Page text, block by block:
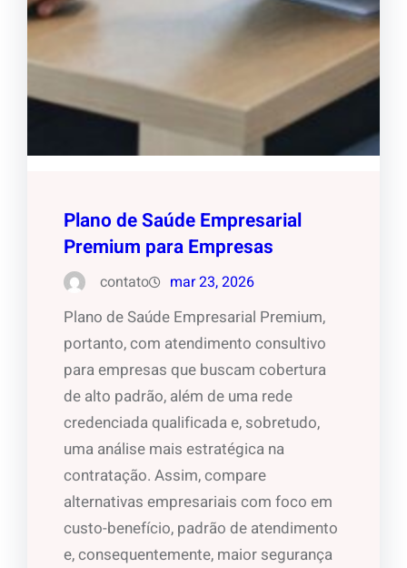
Plano de Saúde Empresarial
Premium para Empresas
contato mar 23, 2026
Plano de Saúde Empresarial Premium,
portanto, com atendimento consultivo
para empresas que buscam cobertura
de alto padrão, além de uma rede
credenciada qualificada e, sobretudo,
uma análise mais estratégica na
contratação. Assim, compare
alternativas empresariais com foco em
custo-benefício, padrão de atendimento
e, consequentemente, maior segurança